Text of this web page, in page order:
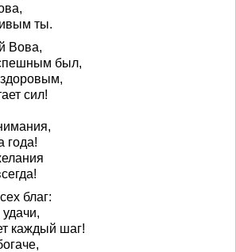
ты.
Вова,
был,
сил!
года!
благ:
каждый шаг!